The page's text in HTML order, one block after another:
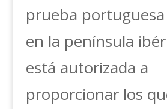
prueba
en la península
está autorizada a
proporcionar los